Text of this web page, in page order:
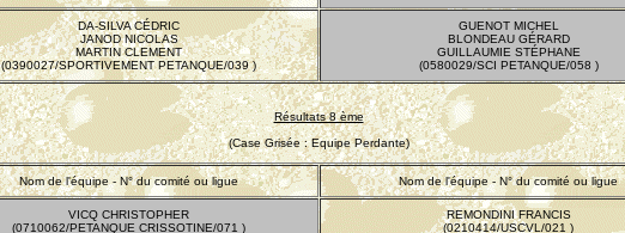
DA-SILVA CÉDRIC
JANOD NICOLAS
MARTIN CLEMENT
(0390027/SPORTIVEMENT PETANQUE/039 )
GUENOT MICHEL
BLONDEAU GÉRARD
GUILLAUMIE STÉPHANE
(0580029/SCI PETANQUE/058 )
Résultats 8 ème
(Case Grisée : Equipe Perdante)
Nom de l'équipe - N° du comité ou ligue Nom de l'équipe - N° du comité ou ligue
VICQ CHRISTOPHER
(0710062/PETANQUE CRISSOTINE/071 )
REMONDINI FRANCIS
(0210414/USCVL/021 )